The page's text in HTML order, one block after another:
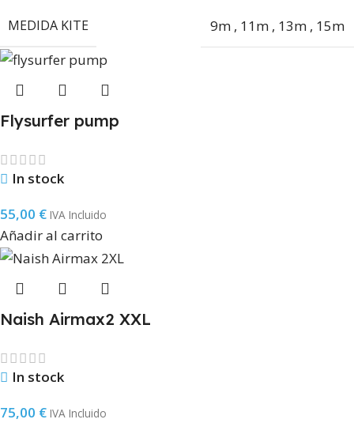
MEDIDA KITE 9m , 11m , 13m , 15m
Flysurfer pump
In stock
55,00 € IVA Incluido
Añadir al carrito
Naish Airmax2 XXL
In stock
75,00 € IVA Incluido